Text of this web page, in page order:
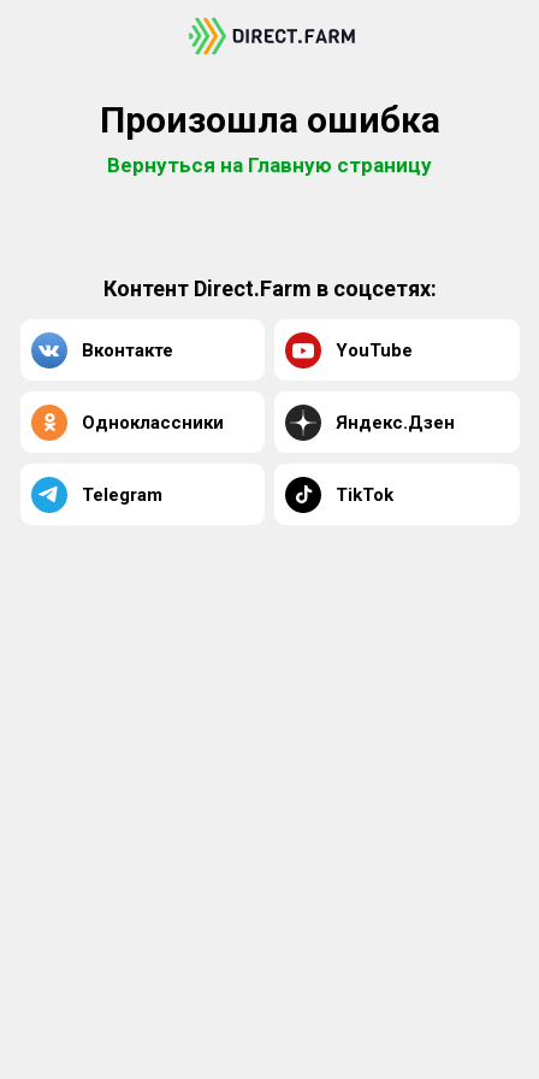
Произошла ошибка
Вернуться на Главную страницу
Контент Direct.Farm в соцсетях:
Вконтакте YouTube
Одноклассники Яндекс.Дзен
Telegram TikTok